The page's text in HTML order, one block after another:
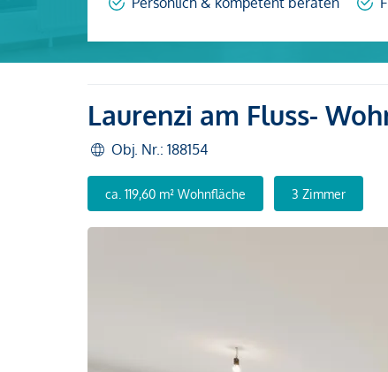
Laurenzi am Fluss-
Obj. Nr.: 188154
ca. 119,60 m² Wohnfläche 3 Zimmer